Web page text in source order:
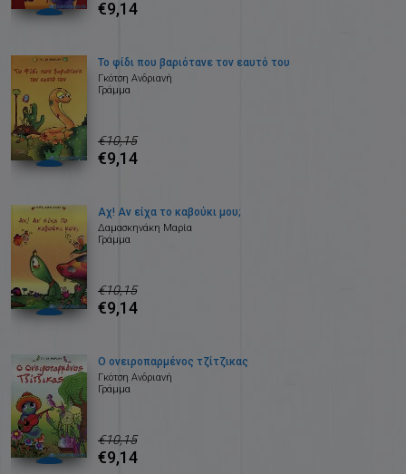
€9,14
Το φίδι που βαριότανε τον εαυτό του
Γκότση Ανδριανή
Γράμμα
€10,15
€9,14
Αχ! Αν είχα το καβούκι μου;
Δαμασκηνάκη Μαρία
Γράμμα
€10,15
€9,14
Ο ονειροπαρμένος τζίτζικας
Γκότση Ανδριανή
Γράμμα
€10,15
€9,14